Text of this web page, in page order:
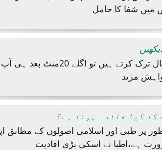
شفا کا حامل
جب آپ چینی کا استعمال ترک
مزید
کا کیا فائدہ ہوتا ہے؟
پر طبی اور اسلامی اصولوں کے مطابق
ہے،اطبا نے اسکی بڑی افادیت